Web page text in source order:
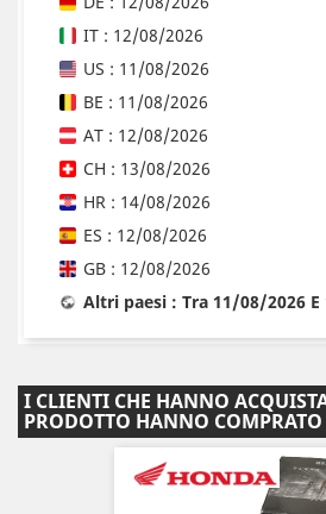
IT : 12/08/2026
US : 11/08/2026
BE : 11/08/2026
AT : 12/08/2026
CH : 13/08/2026
HR : 14/08/2026
ES : 12/08/2026
GB : 12/08/2026
Altri paesi : Tra 11/08/2026
I CLIENTI CHE HANNO
PRODOTTO HANNO